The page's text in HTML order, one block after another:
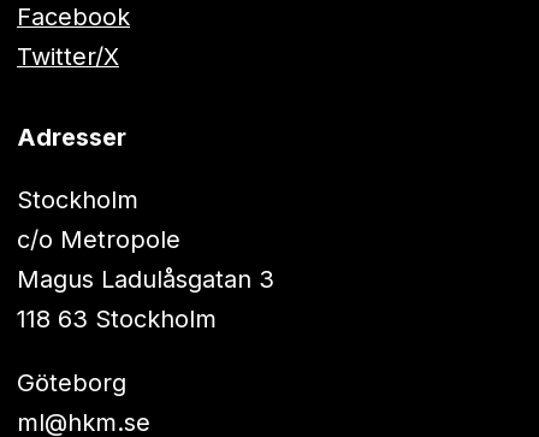
Facebook
Twitter/X
Adresser
Stockholm
c/o Metropole
Magus Ladulåsgatan 3
118 63 Stockholm
Göteborg
ml@hkm.se